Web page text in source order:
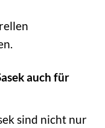
auch für
sind nicht nur